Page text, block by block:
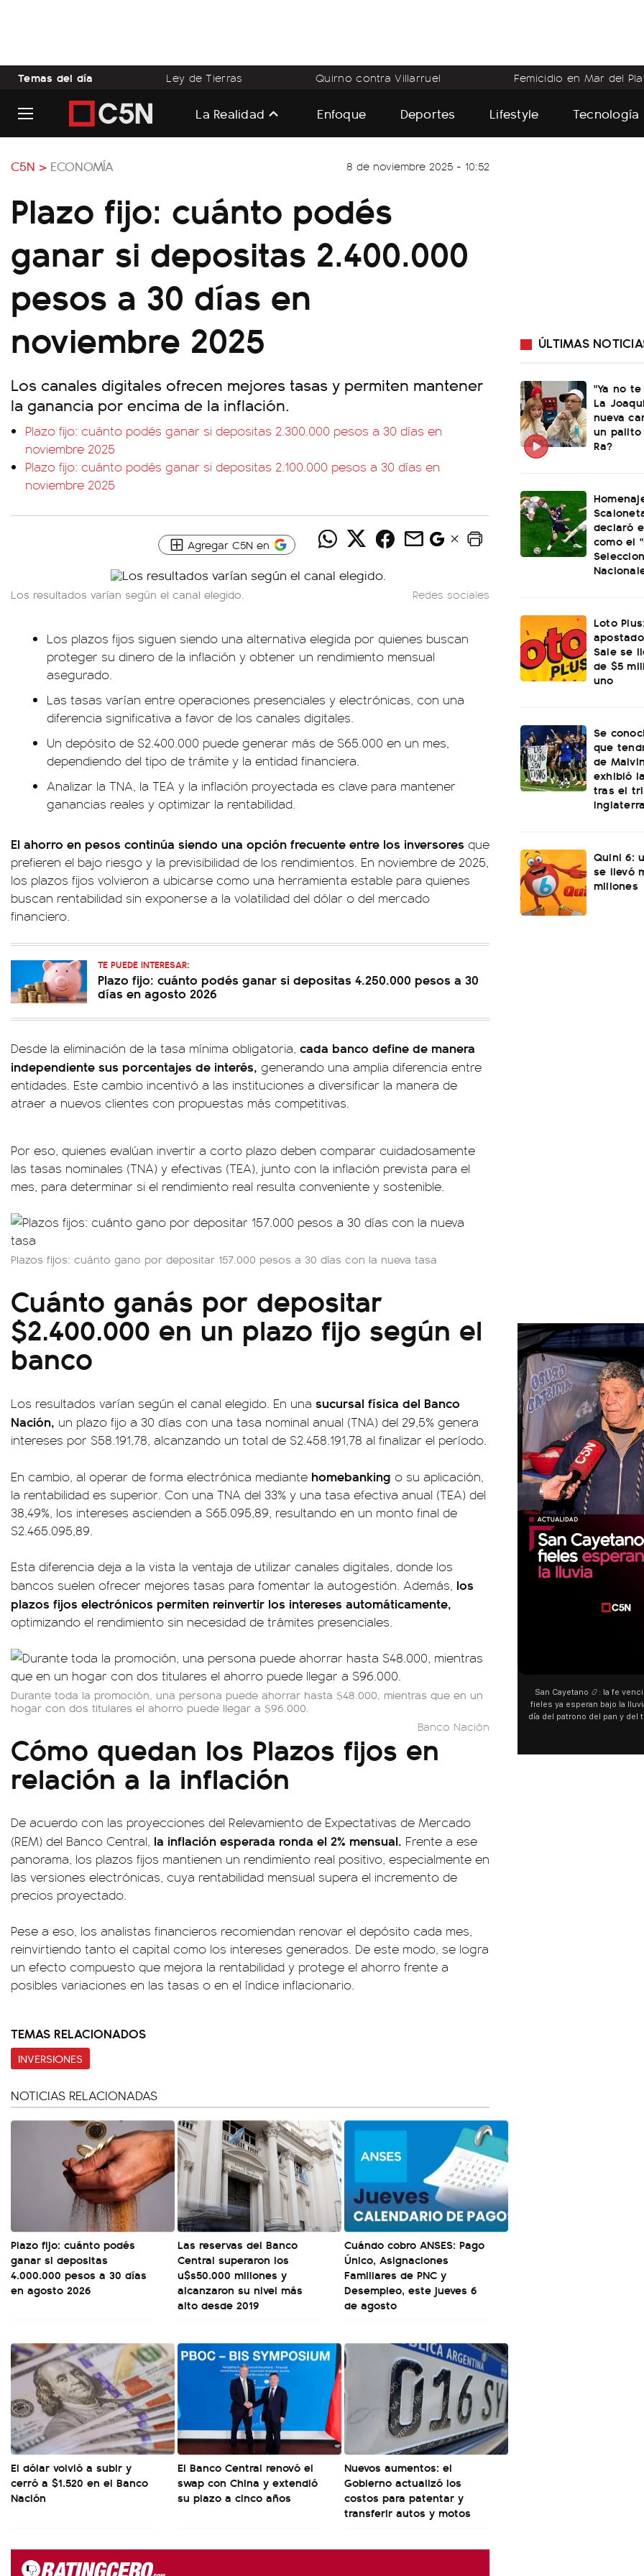
Temas del día Ley de Tierras Quirno contra Villarruel Femicidio en Mar del
La Realidad Enfoque Deportes Lifestyle Tecnología
C5N > ECONOMÍA 8 de noviembre 2025 - 10:52
Plazo fijo: cuánto podés
ganar si depositas 2.400.000
pesos a 30 días en
noviembre 2025
Los canales digitales ofrecen mejores tasas y permiten mantener
la ganancia por encima de la inflación.
Plazo fijo: cuánto podés ganar si depositas 2.300.000 pesos a 30 días en
noviembre 2025
Plazo fijo: cuánto podés ganar si depositas 2.100.000 pesos a 30 días en
noviembre 2025
Agregar C5N en
Los resultados varían según el canal elegido. Redes sociales
Los plazos fijos siguen siendo una alternativa elegida por quienes buscan
proteger su dinero de la inflación y obtener un rendimiento mensual
asegurado.
Las tasas varían entre operaciones presenciales y electrónicas, con una
diferencia significativa a favor de los canales digitales.
Un depósito de $2.400.000 puede generar más de $65.000 en un mes,
dependiendo del tipo de trámite y la entidad financiera.
Analizar la TNA, la TEA y la inflación proyectada es clave para mantener
ganancias reales y optimizar la rentabilidad.
El ahorro en pesos continúa siendo una opción frecuente entre los inversores que
prefieren el bajo riesgo y la previsibilidad de los rendimientos. En noviembre de 2025,
los plazos fijos volvieron a ubicarse como una herramienta estable para quienes
buscan rentabilidad sin exponerse a la volatilidad del dólar o del mercado
financiero.
TE PUEDE INTERESAR:
Plazo fijo: cuánto podés ganar si depositas 4.250.000 pesos a 30
días en agosto 2026
Desde la eliminación de la tasa mínima obligatoria, cada banco define de manera
independiente sus porcentajes de interés, generando una amplia diferencia entre
entidades. Este cambio incentivó a las instituciones a diversificar la manera de
atraer a nuevos clientes con propuestas más competitivas.
Por eso, quienes evalúan invertir a corto plazo deben comparar cuidadosamente
las tasas nominales (TNA) y efectivas (TEA), junto con la inflación prevista para el
mes, para determinar si el rendimiento real resulta conveniente y sostenible.
Plazos fijos: cuánto gano por depositar 157.000 pesos a 30 días con la nueva tasa
Cuánto ganás por depositar
$2.400.000 en un plazo fijo según el
banco
Los resultados varían según el canal elegido. En una sucursal física del Banco
Nación, un plazo fijo a 30 días con una tasa nominal anual (TNA) del 29,5% genera
intereses por $58.191,78, alcanzando un total de $2.458.191,78 al finalizar el período.
En cambio, al operar de forma electrónica mediante homebanking o su aplicación,
la rentabilidad es superior. Con una TNA del 33% y una tasa efectiva anual (TEA) del
38,49%, los intereses ascienden a $65.095,89, resultando en un monto final de
$2.465.095,89.
Esta diferencia deja a la vista la ventaja de utilizar canales digitales, donde los
bancos suelen ofrecer mejores tasas para fomentar la autogestión. Además, los
plazos fijos electrónicos permiten reinvertir los intereses automáticamente,
optimizando el rendimiento sin necesidad de trámites presenciales.
Durante toda la promoción, una persona puede ahorrar hasta $48.000, mientras que en un
hogar con dos titulares el ahorro puede llegar a $96.000.
Banco Nación
Cómo quedan los Plazos fijos en
relación a la inflación
De acuerdo con las proyecciones del Relevamiento de Expectativas de Mercado
(REM) del Banco Central, la inflación esperada ronda el 2% mensual. Frente a ese
panorama, los plazos fijos mantienen un rendimiento real positivo, especialmente en
las versiones electrónicas, cuya rentabilidad mensual supera el incremento de
precios proyectado.
Pese a eso, los analistas financieros recomiendan renovar el depósito cada mes,
reinvirtiendo tanto el capital como los intereses generados. De este modo, se logra
un efecto compuesto que mejora la rentabilidad y protege el ahorro frente a
posibles variaciones en las tasas o en el índice inflacionario.
TEMAS RELACIONADOS
INVERSIONES
NOTICIAS RELACIONADAS
Plazo fijo: cuánto podés
ganar si depositas
4.000.000 pesos a 30 días
en agosto 2026
Las reservas del Banco
Central superaron los
u$s50.000 millones y
alcanzaron su nivel más
alto desde 2019
Cuándo cobro ANSES: Pago
Único, Asignaciones
Familiares de PNC y
Desempleo, este jueves 6
de agosto
El dólar volvió a subir y
cerró a $1.520 en el Banco
Nación
El Banco Central renovó el
swap con China y extendió
su plazo a cinco años
Nuevos aumentos: el
Gobierno actualizó los
costos para patentar y
transferir autos y motos
ÚLTIMAS
"Ya no
La
nueva
un palito
Ra?
declaró
como el
Loto
Sale se
de $5
uno
Se
que
de
exhibió
tras el
Inglaterra
Quini 6:
se llevó
millones
00:00
San Cayetano 📿: la fe venció al agua y los
fieles ya esperan bajo la lluvia ➡️ A horas del
día del patrono del pan y del trabajo, miles de
personas acampan en Liniers para agradecer